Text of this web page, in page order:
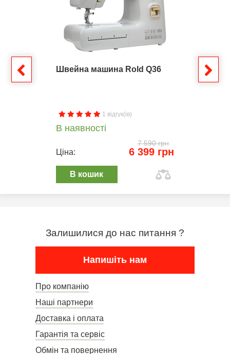
Швейна машина Rold Q36
1 відгук(ів)
В наявності
7 590 грн
Ціна: 6 399 грн
В кошик
Залишилися до нас питання ?
Напишіть нам
Про компанію
Наші партнери
Доставка і оплата
Гарантія та сервіс
Обмін та повернення